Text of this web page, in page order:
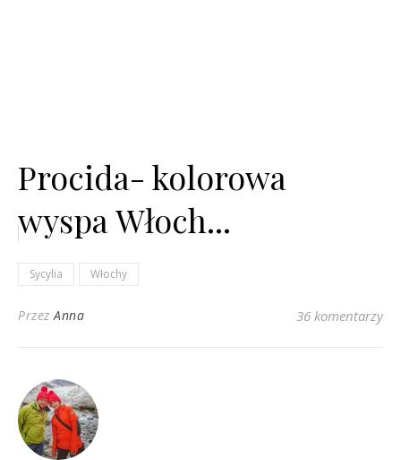
Procida- kolorowa
wyspa Włoch...
Sycylia Włochy
Przez Anna 36 komentarzy